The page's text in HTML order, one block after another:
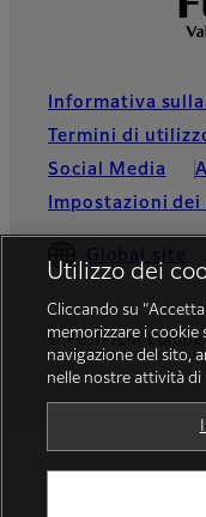
Informativa
Termini di
Social Media
Impostazioni dei
Global site
© FUJIFILM Europe
Utilizzo dei
Cliccando su
memorizzare i cookie
navigazione del sito,
nelle nostre attività di